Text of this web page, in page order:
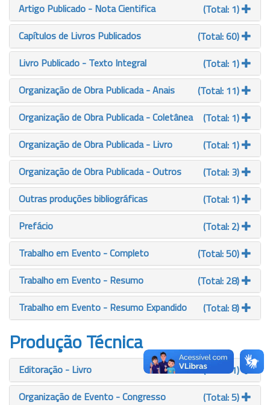
Artigo Publicado - Nota Cientifica
(Total: 1)
Capítulos de Livros Publicados
(Total: 60)
Livro Publicado - Texto Integral
(Total: 1)
Organização de Obra Publicada - Anais
(Total: 11)
Organização de Obra Publicada - Coletânea
(Total: 1)
Organização de Obra Publicada - Livro
(Total: 1)
Organização de Obra Publicada - Outros
(Total: 3)
Outras produções bibliográficas
(Total: 1)
Prefácio
(Total: 2)
Trabalho em Evento - Completo
(Total: 50)
Trabalho em Evento - Resumo
(Total: 28)
Trabalho em Evento - Resumo Expandido
(Total: 8)
Produção Técnica
Editoração - Livro
(Total: 1)
Organização de Evento - Congresso
(Total: 5)